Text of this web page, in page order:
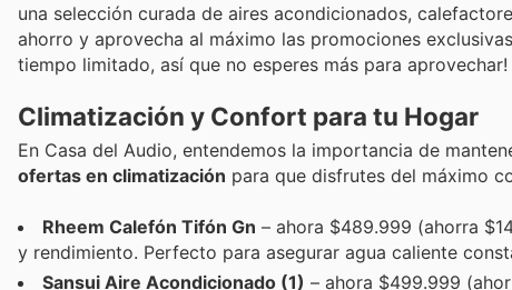
una selección curada de aires acondicionados,
ahorro y aprovecha al máximo las promociones
tiempo limitado, así que no esperes más para aprovechar!
Climatización y Confort para tu Hogar
En Casa del Audio, entendemos la importancia de
ofertas en climatización para que disfrutes del máximo
Rheem Calefón Tifón Gn – ahora $489.999 (ahorra
y rendimiento. Perfecto para asegurar agua caliente
Sansui Aire Acondicionado (1) – ahora $499.999